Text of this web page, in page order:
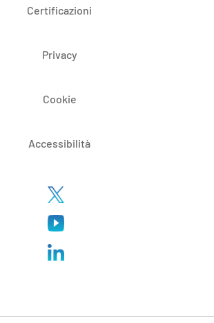
Certificazioni
Privacy
Cookie
Accessibilità